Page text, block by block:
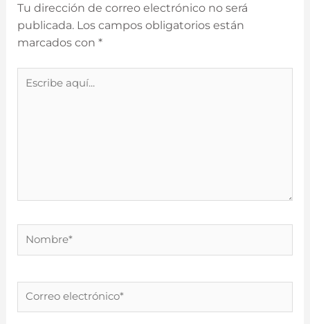
Tu dirección de correo electrónico no será
publicada. Los campos obligatorios están
marcados con *
Correo